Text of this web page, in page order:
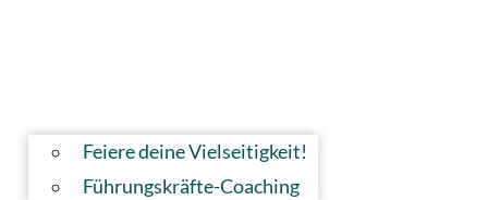
Feiere deine Vielseitigkeit!
Führungskräfte-Coaching